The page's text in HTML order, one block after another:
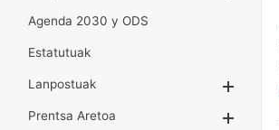
Agenda 2030 y ODS
Estatutuak
Lanpostuak
Prentsa Aretoa